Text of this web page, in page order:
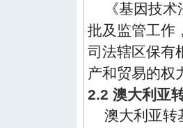
《基因技
批及监管工作
司法辖区保有
产和贸易的权
2.2 澳大利亚
澳大利亚转